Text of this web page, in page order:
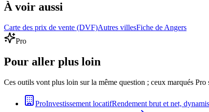
À voir aussi
Carte des prix de vente (DVF)Autres villesFiche de Angers
Pro
Pour aller plus loin
Ces outils vont plus loin sur la même question ; ceux marqués Pro
ProInvestissement locatifRendement brut et net,